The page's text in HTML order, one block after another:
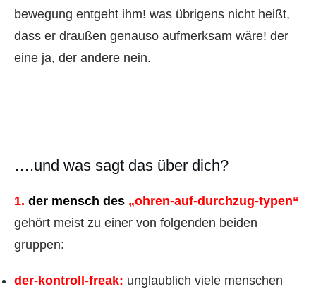
bewegung entgeht ihm! was übrigens nicht heißt,
dass er draußen genauso aufmerksam wäre! der
eine ja, der andere nein.
….und was sagt das über dich?
1. der mensch des „ohren-auf-durchzug-typen“
gehört meist zu einer von folgenden beiden
gruppen:
der-kontroll-freak: unglaublich viele menschen